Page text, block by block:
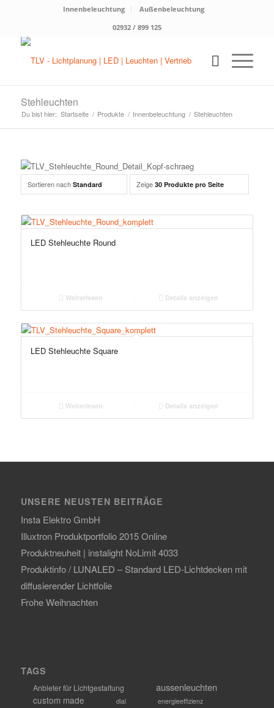
Innenbeleuchtung
Außenbeleuchtung
02932 / 899 125
Stehleuchten
Du bist hier: Startseite / Produkte / Innenbeleuchtung / Stehleuchten
Sortieren nach Standard Zeige 30 Produkte pro Seite
LED Stehleuchte Round
Weiterlesen Details anzeigen
LED Stehleuchte Square
Weiterlesen Details anzeigen
UNSERE NEUSTEN BEITRÄGE
Insta Elektro GmbH
Illuxtron Produktportfolio 2015 Online
Produktneuheit | instalight NoLimit 4033
Produktinfo / LUNALED – Standard LED-Lichtdecken mit
diffusierender Lichtfolie
Frohe Weihnachten
TAGS
Anbieter für Lichtgestaltung aussenleuchten
custom made dial
energieeffizienz